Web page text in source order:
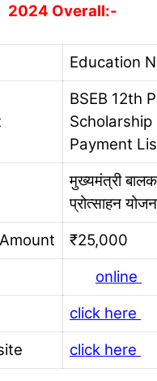
2024 Overall:-
Education
BSEB 12th
Scholarship
Payment
मुख्यमंत्री
प्रोत्साहन
₹25,000
online
click here
click here